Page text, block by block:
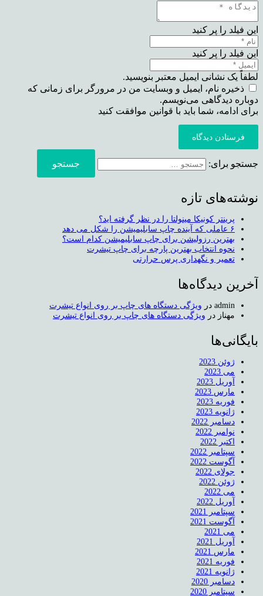
این فیلد را پر کنید
این فیلد را پر کنید
لطفاً یک نشانی ایمیل معتبر بنویسید.
ذخیره نام، ایمیل و وبسایت من در مرورگر برای زمانی که
دوباره دیدگاهی می‌نویسم.
برای ادامه، شما باید با قوانین موافقت کنید
فرستادن دیدگاه
جستجو برای:
نوشته‌های تازه
پرینتر کونیکا مینولتا را در نظر گرفته اید؟
۶ عاملی که آینده چاپ سابلیمیشن را شکل می دهد
بهترین رزولیشن برای چاپ سابلیمیشن کدام است؟
نحوه انتخاب بهترین پارچه برای چاپ تیشرت
تعمیر و نگهداری پرس حرارتی
آخرین دیدگاه‌ها
admin در ویژگی دستگاه های چاپ بر روی انواع تیشرت
مهناز در ویژگی دستگاه های چاپ بر روی انواع تیشرت
بایگانی‌ها
ژوئن 2023
می 2023
آوریل 2023
مارس 2023
فوریه 2023
ژانویه 2023
دسامبر 2022
نوامبر 2022
اکتبر 2022
سپتامبر 2022
آگوست 2022
جولای 2022
ژوئن 2022
می 2022
آوریل 2022
سپتامبر 2021
آگوست 2021
می 2021
آوریل 2021
مارس 2021
فوریه 2021
ژانویه 2021
دسامبر 2020
سپتامبر 2020